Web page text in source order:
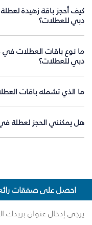
كيف أحجز باقة زهيدة
دبي للعطلات؟
ما نوع باقات العطلات في
دبي للعطلات؟
ما الذي تشمله باقات
هل يمكنني الحجز لعطلة
احصل على صفقات